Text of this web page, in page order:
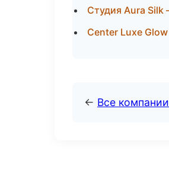
Студия Aura
Center Luxe
← Все